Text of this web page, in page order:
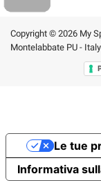
Copyright © 2026 My
Montelabbate PU -
Informativa
Le tue